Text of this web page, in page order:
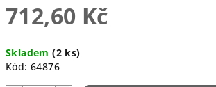
712,60 Kč
cena:
Skladem(2 ks)
Kód: 64876